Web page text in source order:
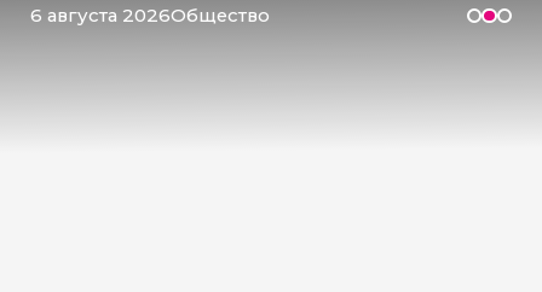
6 августа 2026Общество